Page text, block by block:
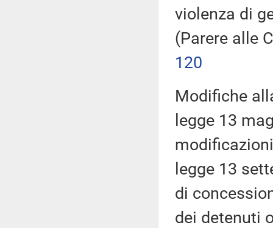
violenza di
(Parere alle
120
Modifiche
legge 13
legge 13
di
dei detenuti